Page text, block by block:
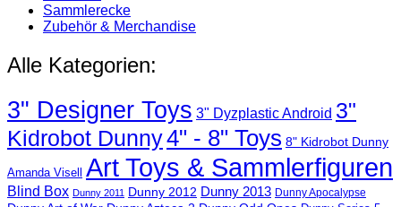
Sammlerecke
Zubehör & Merchandise
Alle Kategorien:
3" Designer Toys 3" Dyzplastic Android 3"
Kidrobot Dunny4" - 8" Toys 8" Kidrobot Dunny
Amanda Visell Art Toys & Sammlerfiguren
Blind Box Dunny 2011 Dunny 2012 Dunny 2013 Dunny Apocalypse